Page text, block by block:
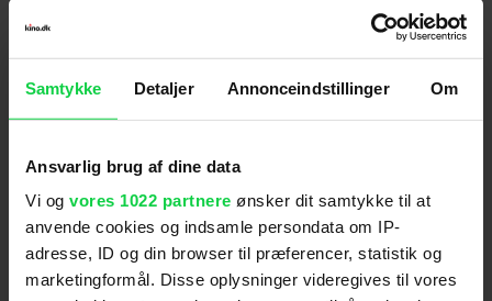
Samtykke Detaljer Annonceindstillinger Om
Ansvarlig brug af dine data
Vi og vores 1022 partnere ønsker dit samtykke til at
anvende cookies og indsamle persondata om IP-
adresse, ID og din browser til præferencer, statistik og
marketingformål. Disse oplysninger videregives til vores
Anmeldelser fra medierne
(6)
imidlertid forløses humoristisk og ikke er blodigt
udpenslet, vurderes det, at filmen kun vil virke
skræmmende på børn under 11 år.
Distributør